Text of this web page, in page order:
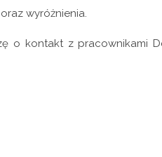
wyróżnienia.
o kontakt z pracownikami